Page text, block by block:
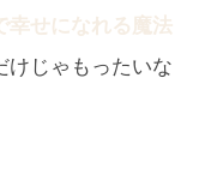
幸せになれる魔法
けじゃもったいな